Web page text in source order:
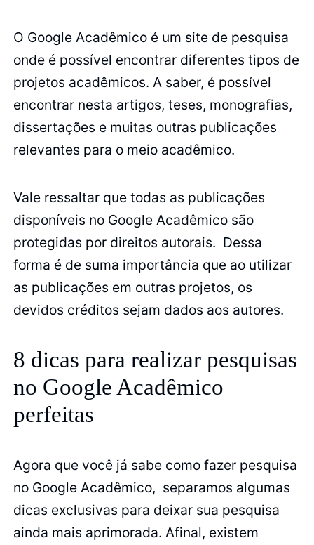
O Google Acadêmico é um site de pesquisa
onde é possível encontrar diferentes tipos de
projetos acadêmicos. A saber, é possível
encontrar nesta artigos, teses, monografias,
dissertações e muitas outras publicações
relevantes para o meio acadêmico.
Vale ressaltar que todas as publicações
disponíveis no Google Acadêmico são
protegidas por direitos autorais. Dessa
forma é de suma importância que ao utilizar
as publicações em outras projetos, os
devidos créditos sejam dados aos autores.
8 dicas para realizar pesquisas
no Google Acadêmico
perfeitas
Agora que você já sabe como fazer pesquisa
no Google Acadêmico, separamos algumas
dicas exclusivas para deixar sua pesquisa
ainda mais aprimorada. Afinal, existem